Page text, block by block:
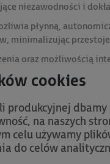
niezawodności i
płynną,
minimalizując
oraz możliwością
dla firm, które
dzięki
produkcyjnej dbamy
na naszych
celu używamy
do celów